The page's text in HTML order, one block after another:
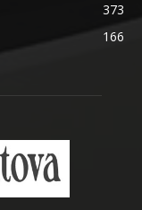
373
166